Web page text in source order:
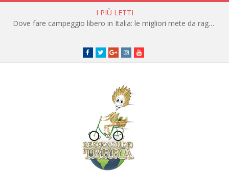
I PIÙ LETTI
Dove fare campeggio libero in Italia: le migliori mete da raggiungere in traghetto
Facebook
TwitterGoogle+instagramyoutube